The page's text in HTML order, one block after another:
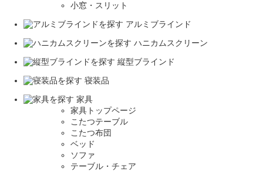
小窓・スリット
アルミブラインド
ハニカムスクリーン
縦型ブラインド
寝装品
家具
家具トップページ
こたつテーブル
こたつ布団
ベッド
ソファ
テーブル・チェア